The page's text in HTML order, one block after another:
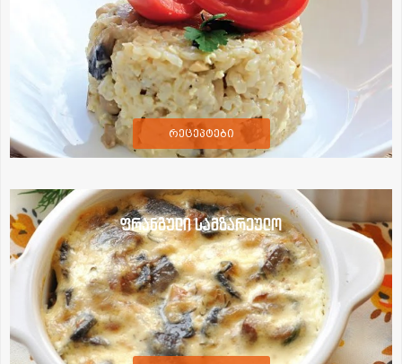
რეცეპტები
ფრანგული სამზარეულო